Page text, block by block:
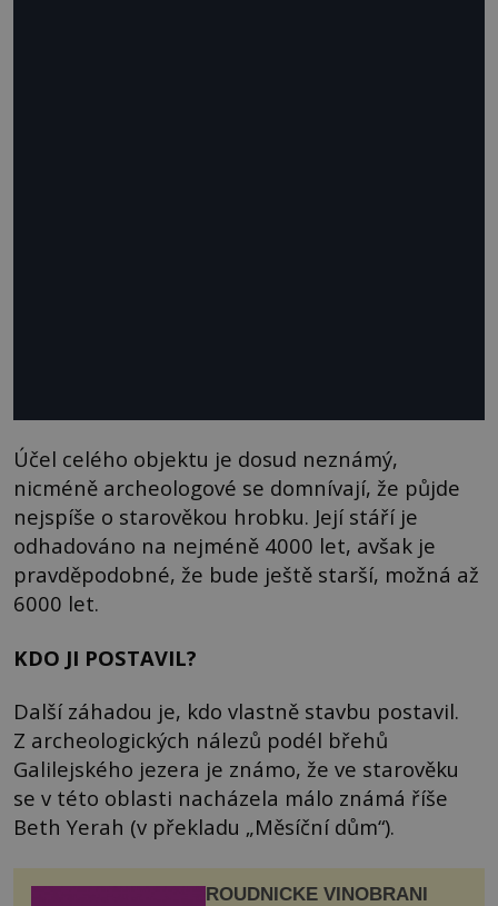
Účel celého objektu je dosud neznámý,
nicméně archeologové se domnívají, že půjde
nejspíše o starověkou hrobku. Její stáří je
odhadováno na nejméně 4000 let, avšak je
pravděpodobné, že bude ještě starší, možná až
6000 let.
KDO JI POSTAVIL?
Další záhadou je, kdo vlastně stavbu postavil.
Z archeologických nálezů podél břehů
Galilejského jezera je známo, že ve starověku
se v této oblasti nacházela málo známá říše
Beth Yerah (v překladu „Měsíční dům“).
ROUDNICKÉ VINOBRANÍ